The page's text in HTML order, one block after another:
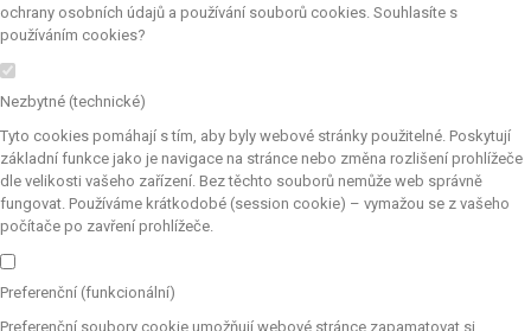
ochrany osobních údajů a používání souborů cookies. Souhlasíte s
používáním cookies?
Nezbytné (technické)
Tyto cookies pomáhají s tím, aby byly webové stránky použitelné. Poskytují
základní funkce jako je navigace na stránce nebo změna rozlišení prohlížeče
dle velikosti vašeho zařízení. Bez těchto souborů nemůže web správně
fungovat. Používáme krátkodobé (session cookie) – vymažou se z vašeho
počítače po zavření prohlížeče.
Preferenční (funkcionální)
Preferenční soubory cookie umožňují webové stránce zapamatovat si